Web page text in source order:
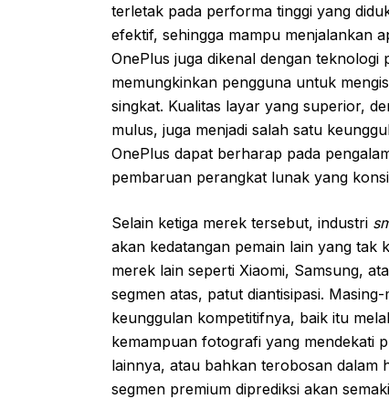
terletak pada performa tinggi yang
efektif, sehingga mampu menjalankan
OnePlus juga dikenal dengan
memungkinkan pengguna untuk
singkat. Kualitas layar yang superior,
mulus, juga menjadi salah satu
OnePlus dapat berharap pada
pembaruan perangkat lunak yang
Selain ketiga merek tersebut, industri
akan kedatangan pemain lain yang tak
merek lain seperti Xiaomi, Samsung,
segmen atas, patut diantisipasi.
keunggulan kompetitifnya, baik itu
kemampuan fotografi yang mendekati
lainnya, atau bahkan terobosan dalam
segmen premium diprediksi akan